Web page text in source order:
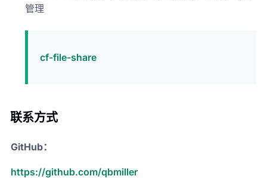
管理
cf-file-share
联系方式
GitHub：
https://github.com/qbmiller